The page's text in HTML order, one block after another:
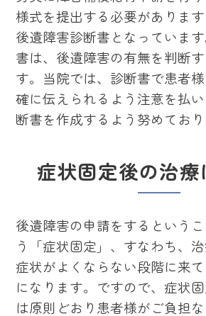
様式を提出する必要がありま
後遺障害診断書となっていま
書は、後遺障害の有無を判断
す。当院では、診断書で患者
確に伝えられるよう注意を払
断書を作成するよう努めており
症状固定後の治療
後遺障害の申請をするという
う「症状固定」、すなわち、
症状がよくならない段階に来
になります。ですので、症状
は原則どおり患者様がご負担